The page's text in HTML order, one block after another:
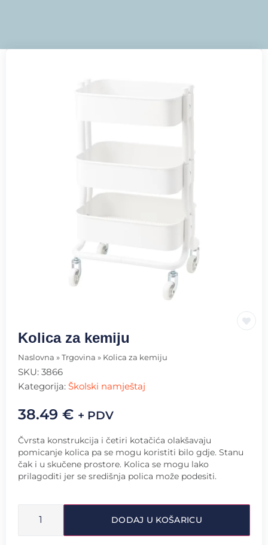
Kolica za kemiju
Naslovna » Trgovina » Kolica za kemiju
SKU: 3866
Kategorija: Školski namještaj
38.49 € + PDV
Čvrsta konstrukcija i četiri kotačića olakšavaju
pomicanje kolica pa se mogu koristiti bilo gdje. Stanu
čak i u skučene prostore. Kolica se mogu lako
prilagoditi jer se središnja polica može podesiti.
DODAJ U KOŠARICU